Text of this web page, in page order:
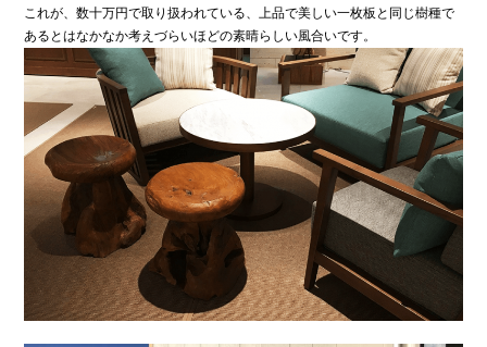
これが、数十万円で取り扱われている、上品で美しい一枚板と同じ樹種で
あるとはなかなか考えづらいほどの素晴らしい風合いです。